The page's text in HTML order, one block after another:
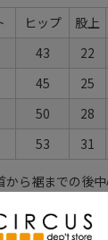
ヒップ 股上
43 22
45 25
50 28
53 31
ら裾までの後中